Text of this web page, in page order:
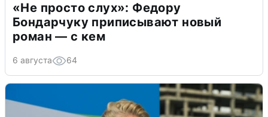
«Не просто слух»: Федору
Бондарчуку приписывают новый
роман — с кем
6 августа 64